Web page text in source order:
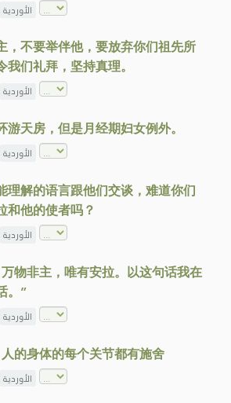
الأوردية
，不要举伴他，要放弃你们祖先所
们礼拜，坚持真理。
الأوردية
天房，但是月经期妇女例外。
الأوردية
理解的语言跟他们交谈，难道你们
和他的使者吗？
الأوردية
物非主，唯有安拉。以这句话我在
。”
الأوردية
的身体的每个关节都有施舍
الأوردية